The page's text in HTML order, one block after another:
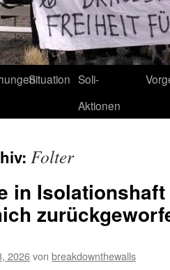
Situation Soli-
Aktionen
Folter
in
2026von breakdownthewalls